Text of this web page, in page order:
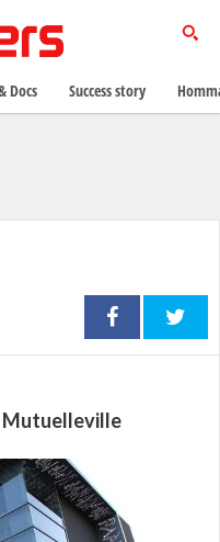
Mutuelleville
Docs Success story